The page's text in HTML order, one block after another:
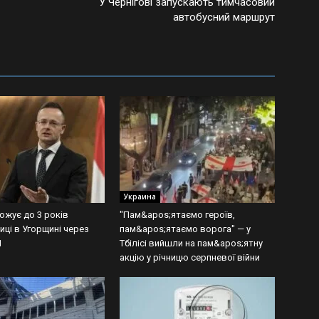
автобусний маршрут
до 3 років
в Угорщині через
Украина
"Пам&apos;ятаємо героїв,
пам&apos;ятаємо ворога" — у
Тбілісі вийшли на пам&apos;ятну
акцію у річницю серпневої війни